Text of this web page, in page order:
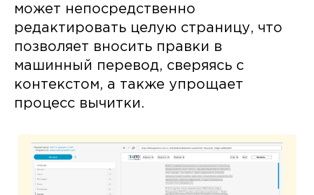
может непосредственно
редактировать целую страницу, что
позволяет вносить правки в
машинный перевод, сверяясь с
контекстом, а также упрощает
процесс вычитки.